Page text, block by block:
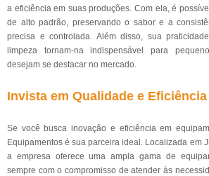
a eficiência em suas produções. Com ela, é
de alto padrão, preservando o sabor e a
precisa e controlada. Além disso, sua
limpeza tornam-na indispensável para
desejam se destacar no mercado.
Invista em Qualidade e Eficiência
Se você busca inovação e eficiência em
Equipamentos é sua parceira ideal. Localizada em
a empresa oferece uma ampla gama de
sempre com o compromisso de atender às